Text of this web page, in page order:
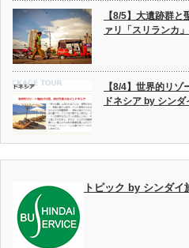
【8/5】大遺跡群
ァリ「スリランカ
【8/4】世界的リ
ドネシア by シンダ
トピック by シンダ